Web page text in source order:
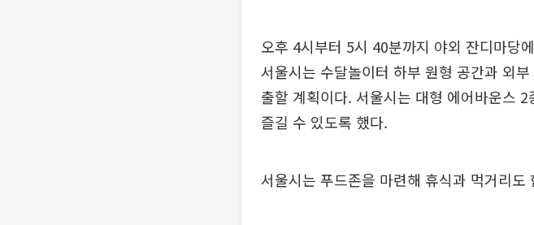
오후 4시부터 5시 40분까지 야외 잔디마당
서울시는 수달놀이터 하부 원형 공간과 외
출할 계획이다. 서울시는 대형 에어바운스
즐길 수 있도록 했다.
서울시는 푸드존을 마련해 휴식과 먹거리